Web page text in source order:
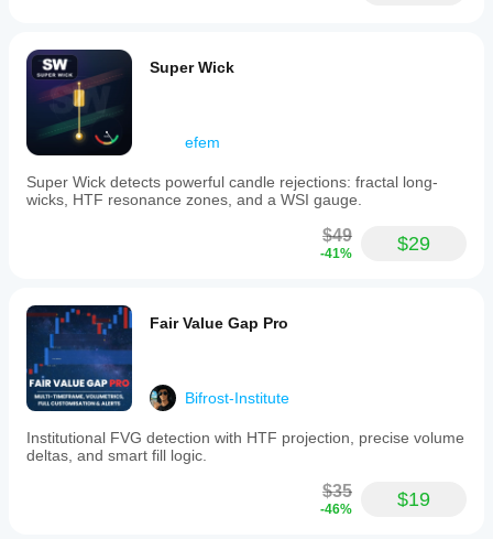
tools.
ملف تعريف المؤشر
Super Wick
efem
Super Wick detects powerful candle rejections: fractal long-
wicks, HTF resonance zones, and a WSI gauge.
$49
-41% $29
Fair Value Gap Pro
Bifrost-Institute
Institutional FVG detection with HTF projection, precise volume
deltas, and smart fill logic.
$35
-46% $19